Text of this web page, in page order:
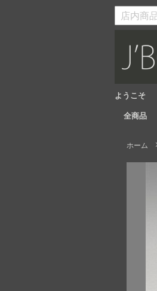
Skip
ようこそ
検
全商品
ホーム